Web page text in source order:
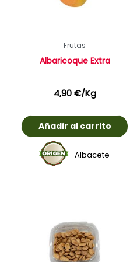
Frutas
Albaricoque Extra
4,90€/Kg
Añadir al carrito
Albacete